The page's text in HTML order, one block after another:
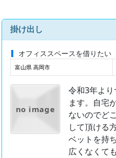
掛け出し
オフィススペースを借りたい
富山県 高岡市
no image
令和3年よ
ます。自宅
ないのでど
して頂ける
ベットを持
広くなくて